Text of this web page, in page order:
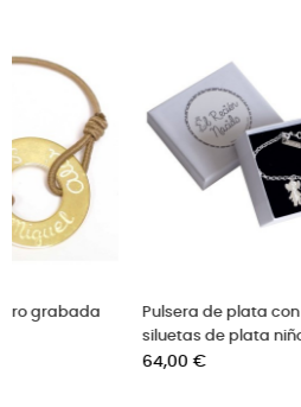
Pulsera personalizada día de
la madre
36,00 €